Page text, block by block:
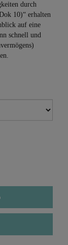
durch
10)“ erhalten
auf eine
schnell und